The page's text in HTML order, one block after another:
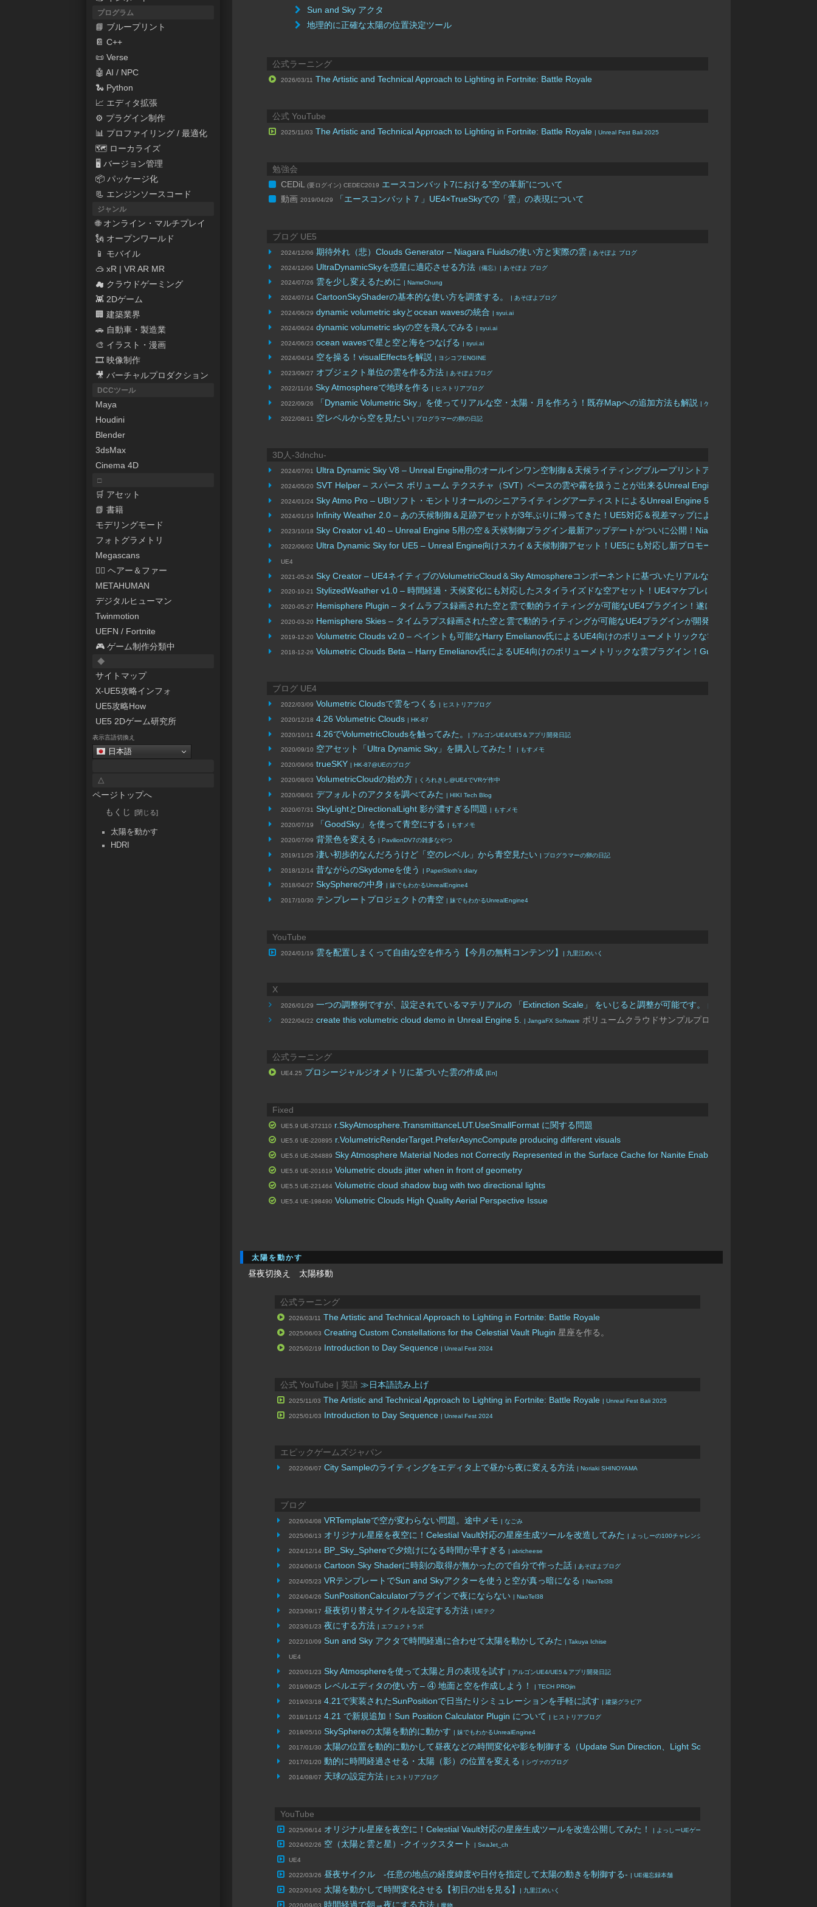
Sun and Sky アクタ
地理的に正確な太陽の位置決定ツール
公式ラーニング
2026/03/11 The Artistic and Technical Approach to Lighting in Fortnite: Battle Royale
公式 YouTube
2025/11/03 The Artistic and Technical Approach to Lighting in Fortnite: Battle Royale | Unreal Fest Bali 2025
勉強会
CEDiL
(要ログイン) CEDEC2019 エースコンバット7における”空の革新”について
動画 2019/04/29 「エースコンバット７」UE4×TrueSkyでの「雲」の表現について
ブログ UE5
2024/12/06 期待外れ（悲）Clouds Generator – Niagara Fluidsの使い方と実際の雲 | あそぽよ ブログ
2024/12/06 UltraDynamicSkyを惑星に適応させる方法（備忘）| あそぽよ ブログ
2024/07/26 雲を少し変えるために | NameChung
2024/07/14 CartoonSkyShaderの基本的な使い方を調査する。 | あそぽよブログ
2024/06/29 dynamic volumetric skyとocean wavesの統合 | syui.ai
2024/06/24 dynamic volumetric skyの空を飛んでみる | syui.ai
2024/06/23 ocean wavesで星と空と海をつなげる | syui.ai
2024/04/14 空を操る！visualEffectsを解説 | ヨシコフENGINE
2023/09/27 オブジェクト単位の雲を作る方法 | あそぽよブログ
2022/11/16 Sky Atmosphereで地球を作る | ヒストリアブログ
2022/09/26 「Dynamic Volumetric Sky」を使ってリアルな空・太陽・月を作ろう！既存Mapへの追加方法も解説 | ゲームメーカーズ
2022/08/11 空レベルから空を見たい | プログラマーの卵の日記
3D人-3dnchu-
2024/07/01 Ultra Dynamic Sky V8 – Unreal Engine用のオールインワン空制御＆天候ライティングブループリントアセット！UE5.1以降に対
2024/05/20 SVT Helper – スパース ボリューム テクスチャ（SVT）ベースの雲や霧を扱うことが出来るUnreal Engine 5.4向けプラグイン！
2024/01/24 Sky Atmo Pro – UBIソフト・モントリオールのシニアライティングアーティストによるUnreal Engine 5用のBP制御ライティング
2024/01/19 Infinity Weather 2.0 – あの天候制御＆足跡アセットが3年ぶりに帰ってきた！UE5対応＆視差マップによる地形変化＆新たな空シ
2023/10/18 Sky Creator v1.40 – Unreal Engine 5用の空＆天候制御プラグイン最新アップデートがついに公開！Niagaraを使用したリアルな雨
2022/06/02 Ultra Dynamic Sky for UE5 – Unreal Engine向けスカイ＆天候制御アセット！UE5にも対応し新プロモーション映像が公開！
UE4
2021-05-24 Sky Creator – UE4ネイティブのVolumetricCloud＆Sky Atmosphereコンポーネントに基づいたリアルな空の制御プラグイン！
2020-10-21 StylizedWeather v1.0 – 時間経過・天候変化にも対応したスタイライズドな空アセット！UE4マケプレにて販売中！
2020-05-27 Hemisphere Plugin – タイムラプス録画された空と雲で動的ライティングが可能なUE4プラグイン！遂にリリース！
2020-03-20 Hemisphere Skies – タイムラプス録画された空と雲で動的ライティングが可能なUE4プラグインが開発中！
2019-12-20 Volumetric Clouds v2.0 – ペイントも可能なHarry Emelianov氏によるUE4向けのボリューメトリックな雲アセットの新バージョン
2018-12-26 Volumetric Clouds Beta – Harry Emelianov氏によるUE4向けのボリューメトリックな雲プラグイン！Gumroadにて無料公開！
ブログ UE4
2022/03/09 Volumetric Cloudsで雲をつくる | ヒストリアブログ
2020/12/18 4.26 Volumetric Clouds | HK-87
2020/10/11 4.26でVolumetricCloudsを触ってみた。 | アルゴンUE4/UE5＆アプリ開発日記
2020/09/10 空アセット「Ultra Dynamic Sky」を購入してみた！ | もすメモ
2020/09/06 trueSKY | HK-87@UEのブログ
2020/08/03 VolumetricCloudの始め方 | くろれきし@UE4でVRゲ作中
2020/08/01 デフォルトのアクタを調べてみた | HIKI Tech Blog
2020/07/31 SkyLightとDirectionalLight 影が濃すぎる問題 | もすメモ
2020/07/19 「GoodSky」を使って青空にする | もすメモ
2020/07/09 背景色を変える | PavilionDV7の雑多なやつ
2019/11/25 凄い初歩的なんだろうけど「空のレベル」から青空見たい | プログラマーの卵の日記
2018/12/14 昔ながらのSkydomeを使う | PaperSloth’s diary
2018/04/27 SkySphereの中身 | 妹でもわかるUnrealEngine4
2017/10/30 テンプレートプロジェクトの青空 | 妹でもわかるUnrealEngine4
YouTube
2024/01/19 雲を配置しまくって自由な空を作ろう【今月の無料コンテンツ】 | 九里江めいく
X
2026/01/29 一つの調整例ですが、設定されているマテリアルの 「Extinction Scale」 をいじると調整が可能です。
2022/04/22 create this volumetric cloud demo in Unreal Engine 5. | JangaFX Software ボリュームクラウドサンプルプロジェクト公開
公式ラーニング
UE4.25 プロシージャルジオメトリに基づいた雲の作成 [En]
Fixed
UE5.9 UE-372110 r.SkyAtmosphere.TransmittanceLUT.UseSmallFormat に関する問題
UE5.6 UE-220895 r.VolumetricRenderTarget.PreferAsyncCompute producing different visuals
UE5.6 UE-264889 Sky Atmosphere Material Nodes not Correctly Represented in the Surface Cache for Nanite Enabled Static Meshes
UE5.6 UE-201619 Volumetric clouds jitter when in front of geometry
UE5.5 UE-221464 Volumetric cloud shadow bug with two directional lights
UE5.4 UE-198490 Volumetric Clouds High Quality Aerial Perspective Issue
太陽を動かす
昼夜切換え 太陽移動
公式ラーニング
2026/03/11 The Artistic and Technical Approach to Lighting in Fortnite: Battle Royale
2025/06/03 Creating Custom Constellations for the Celestial Vault Plugin 星座を作る。
2025/02/19 Introduction to Day Sequence | Unreal Fest 2024
公式 YouTube | 英語≫日本語読み上げ
2025/11/03 The Artistic and Technical Approach to Lighting in Fortnite: Battle Royale | Unreal Fest Bali 2025
2025/01/03 Introduction to Day Sequence | Unreal Fest 2024
エピックゲームズジャパン
2022/06/07 City Sampleのライティングをエディタ上で昼から夜に変える方法 | Noriaki SHINOYAMA
ブログ
2026/04/08 VRTemplateで空が変わらない問題。途中メモ | なごみ
2025/06/13 オリジナル星座を夜空に！Celestial Vault対応の星座生成ツールを改造してみた | よっしーの100チャレンジ
2024/12/14 BP_Sky_Sphereで夕焼けになる時間が早すぎる | abricheese
2024/06/19 Cartoon Sky Shaderに時刻の取得が無かったので自分で作った話 | あそぽよブログ
2024/05/23 VRテンプレートでSun and Skyアクターを使うと空が真っ暗になる | NaoTel38
2024/04/26 SunPositionCalculatorプラグインで夜にならない | NaoTel38
2023/09/17 昼夜切り替えサイクルを設定する方法 | UEテク
2023/01/23 夜にする方法 | エフェクトラボ
2022/10/09 Sun and Sky アクタで時間経過に合わせて太陽を動かしてみた | Takuya Ichise
UE4
2020/01/23 Sky Atmosphereを使って太陽と月の表現を試す | アルゴンUE4/UE5＆アプリ開発日記
2019/09/25 レベルエディタの使い方 – ④ 地面と空を作成しよう！ | TECH PROjin
2019/03/18 4.21で実装されたSunPositionで日当たりシミュレーションを手軽に試す | 建築グラビア
2018/11/12 4.21 で新規追加！Sun Position Calculator Plugin について | ヒストリアブログ
2018/05/10 SkySphereの太陽を動的に動かす | 妹でもわかるUnrealEngine4
2017/01/30 太陽の位置を動的に動かして昼夜などの時間変化や影を制御する（Update Sun Direction、Light Source、SkySphereBlueprint）
2017/01/20 動的に時間経過させる・太陽（影）の位置を変える | シヴァのブログ
2014/08/07 天球の設定方法 | ヒストリアブログ
YouTube
2025/06/14 オリジナル星座を夜空に！Celestial Vault対応の星座生成ツールを改造公開してみた！ | よっしーUEゲーム開発
2024/02/26 空（太陽と雲と星）-クイックスタート | SeaJet_ch
UE4
2022/03/26 昼夜サイクル -任意の地点の経度緯度や日付を指定して太陽の動きを制御する- | UE備忘録本舗
2022/01/02 太陽を動かして時間変化させる【初日の出を見る】 | 九里江めいく
2020/09/03 時間経過で朝→夜にする方法 | 魔物
プログラム
📘 ブループリント
📔 C++
📜 Verse
🤖 AI / NPC
🐍 Python
📈 エディタ拡張
⚙ プラグイン制作
📊 プロファイリング / 最適化
🗺 ローカライズ
🖥 バージョン管理
📦 パッケージ化
📃 エンジンソースコード
ジャンル
🌐 オンライン・マルチプレイ
🗽 オープンワールド
📱 モバイル
🥽 xR | VR AR MR
☁ クラウドゲーミング
👾 2Dゲーム
🏢 建築業界
🚗 自動車・製造業
🎨 イラスト・漫画
🎞 映像制作
🎥 バーチャルプロダクション
DCCツール
Maya
Houdini
Blender
3dsMax
Cinema 4D
□
🛒 アセット
📗 書籍
モデリングモード
フォトグラメトリ
Megascans
💇‍♀️ ヘアー＆ファー
METAHUMAN
デジタルヒューマン
Twinmotion
UEFN / Fortnite
🎮 ゲーム制作分類中
◆
サイトマップ
X-UE5攻略インフォ
UE5攻略How
UE5 2Dゲーム研究所
表示言語切換え
日本語
△
ページトップへ
もくじ
太陽を動かす
HDRI